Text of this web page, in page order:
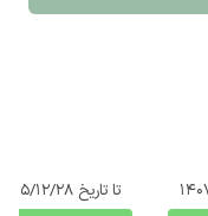
تا تاریخ